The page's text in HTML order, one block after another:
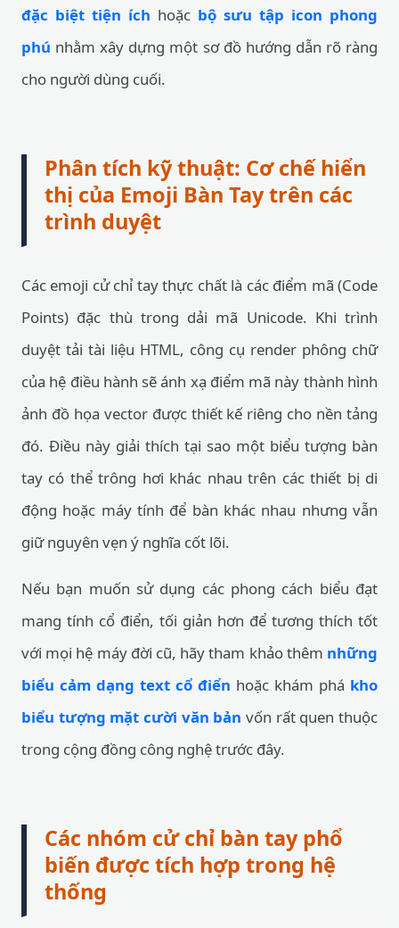
đặc biệt tiện ích hoặc bộ sưu tập icon phong
phú nhằm xây dựng một sơ đồ hướng dẫn rõ ràng
cho người dùng cuối.
Phân tích kỹ thuật: Cơ chế hiển
thị của Emoji Bàn Tay trên các
trình duyệt
Các emoji cử chỉ tay thực chất là các điểm mã (Code
Points) đặc thù trong dải mã Unicode. Khi trình
duyệt tải tài liệu HTML, công cụ render phông chữ
của hệ điều hành sẽ ánh xạ điểm mã này thành hình
ảnh đồ họa vector được thiết kế riêng cho nền tảng
đó. Điều này giải thích tại sao một biểu tượng bàn
tay có thể trông hơi khác nhau trên các thiết bị di
động hoặc máy tính để bàn khác nhau nhưng vẫn
giữ nguyên vẹn ý nghĩa cốt lõi.
Nếu bạn muốn sử dụng các phong cách biểu đạt
mang tính cổ điển, tối giản hơn để tương thích tốt
với mọi hệ máy đời cũ, hãy tham khảo thêm những
biểu cảm dạng text cổ điển hoặc khám phá kho
biểu tượng mặt cười văn bản vốn rất quen thuộc
trong cộng đồng công nghệ trước đây.
Các nhóm cử chỉ bàn tay phổ
biến được tích hợp trong hệ
thống